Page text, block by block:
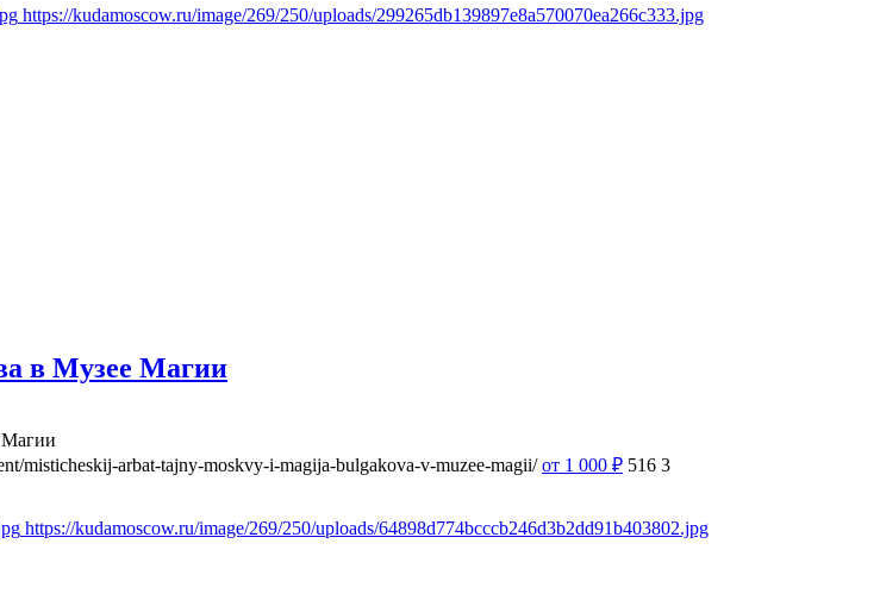
https://kudamoscow.ru/image/269/250/uploads/299265db139897e8a570070ea266c333.jpg
в Музее Магии
Магии
misticheskij-arbat-tajny-moskvy-i-magija-bulgakova-v-muzee-magii/ от 1 000 ₽ 516 3
https://kudamoscow.ru/image/269/250/uploads/64898d774bcccb246d3b2dd91b403802.jpg